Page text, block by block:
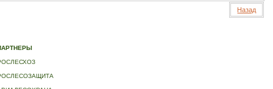
Назад